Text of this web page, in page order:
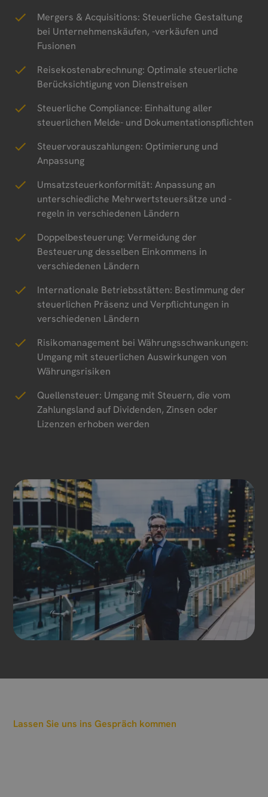
Mergers & Acquisitions: Steuerliche Gestaltung
bei Unternehmenskäufen, -verkäufen und
Fusionen
Reisekostenabrechnung: Optimale steuerliche
Berücksichtigung von Dienstreisen
Steuerliche Compliance: Einhaltung aller
steuerlichen Melde- und Dokumentationspflichten
Steuervorauszahlungen: Optimierung und
Anpassung
Umsatzsteuerkonformität: Anpassung an
unterschiedliche Mehrwertsteuersätze und -
regeln in verschiedenen Ländern
Doppelbesteuerung: Vermeidung der
Besteuerung desselben Einkommens in
verschiedenen Ländern
Internationale Betriebsstätten: Bestimmung der
steuerlichen Präsenz und Verpflichtungen in
verschiedenen Ländern
Risikomanagement bei Währungsschwankungen:
Umgang mit steuerlichen Auswirkungen von
Währungsrisiken
Quellensteuer: Umgang mit Steuern, die vom
Zahlungsland auf Dividenden, Zinsen oder
Lizenzen erhoben werden
Lassen Sie uns ins Gespräch kommen